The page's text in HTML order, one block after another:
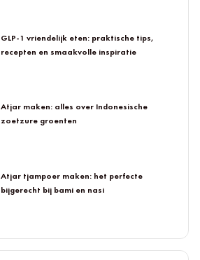
GLP-1 vriendelijk eten: praktische tips,
recepten en smaakvolle inspiratie
Atjar maken: alles over Indonesische
zoetzure groenten
Atjar tjampoer maken: het perfecte
bijgerecht bij bami en nasi